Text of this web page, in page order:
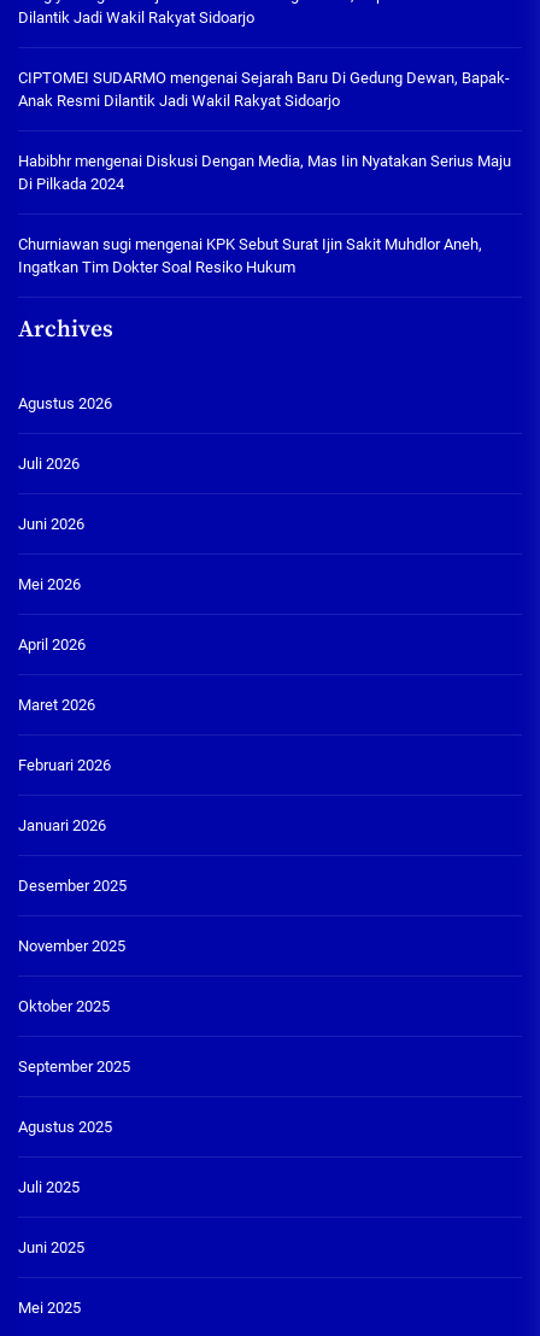
Dilantik Jadi Wakil Rakyat Sidoarjo
CIPTOMEI SUDARMO mengenai Sejarah Baru Di Gedung Dewan, Bapak-
Anak Resmi Dilantik Jadi Wakil Rakyat Sidoarjo
Habibhrmengenai Diskusi Dengan Media, Mas Iin Nyatakan Serius Maju
Di Pilkada 2024
Churniawan sugi mengenai KPK Sebut Surat Ijin Sakit Muhdlor Aneh,
Ingatkan Tim Dokter Soal Resiko Hukum
Archives
Agustus 2026
Juli 2026
Juni 2026
Mei 2026
April 2026
Maret 2026
Februari 2026
Januari 2026
Desember 2025
November 2025
Oktober 2025
September 2025
Agustus 2025
Juli 2025
Juni 2025
Mei 2025